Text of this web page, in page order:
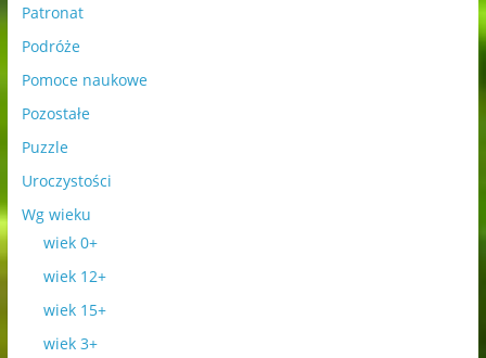
Patronat
Podróże
Pomoce naukowe
Pozostałe
Puzzle
Uroczystości
Wg wieku
wiek 0+
wiek 12+
wiek 15+
wiek 3+